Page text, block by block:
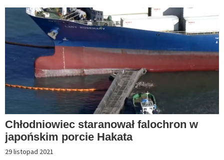
Chłodniowiec staranował falochron w
japońskim porcie Hakata
29 listopad 2021